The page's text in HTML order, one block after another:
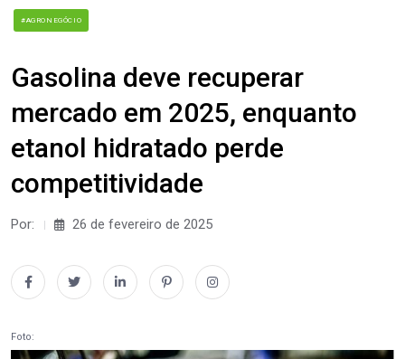
#AGRONEGÓCIO
Gasolina deve recuperar
mercado em 2025, enquanto
etanol hidratado perde
competitividade
Por: 26 de fevereiro de 2025
Foto: